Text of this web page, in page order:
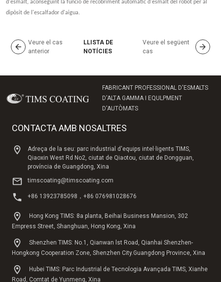
d'esmalt, aconseguint la funció de recobriment automàtic d'esmalt del robot per al
dipòsit de l'escalfador d'aigua.
Veure el cas
anterior
LLISTA DE
NOTÍCIES
Veure el següent
cas
FABRICANT PROFESSIONAL D'ESMALTS
D'ALTA GAMMA I EQULPMENT
D'AUTÒMATS
CONTACTA AMB NOSALTRES
Adreça de la seu: parc industrial d'equips intel·ligents TIMS,
Qiaoxin West Rd No2, ciutat de Qiaotou, ciutat de Dongguan,
província de Guangdong, Xina
timscoating@timscoating.com
+86 13923785098，+86 076981028676
Hong Kong TIMS: 8a planta, Beihai Business Mansion, 302
Empress Street, Shanghuan, Hong Kong, Xina
Shenzhen TIMS: No.1, Qianwan lst Road, Qianhai Shenzhen-
Hongkong Cooperation Zone, Shenzhen City.Guangdong Province, Xina
Hubei TIMS: Parc Industrial de Tecnologia Avançada TIMS, Xianhe
Road, Comtat de Yunmeng, Xina